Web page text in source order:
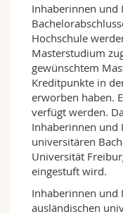
Gegenstand der
der Poetik,
literarische
Vergangenheit
unter anderem
Konzeption und
Verhältnis von
die Wirkung
um die
Beschreibung
Im Bereich der
Inhaberinnen und
Hochschule
Masterstudium
gewünschtem
Kreditpunkte in
erworben haben.
verfügt werden.
Inhaberinnen und
universitären
Universität
eingestuft wird.
Inhaberinnen und
ausländischen